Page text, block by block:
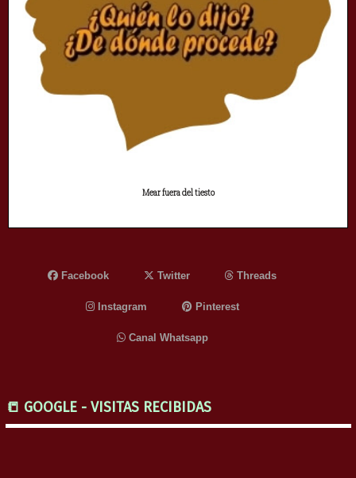
Mear fuera del tiesto
Facebook Twitter Threads
Instagram Pinterest
Canal Whatsapp
📒 GOOGLE - VISITAS RECIBIDAS